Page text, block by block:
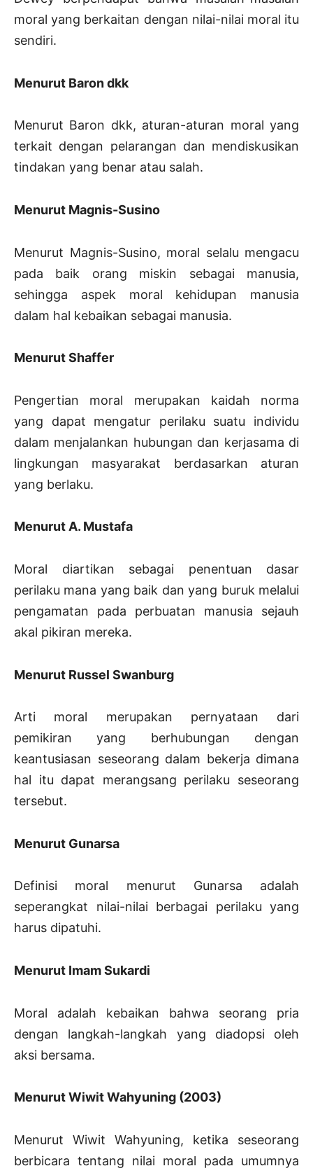
moral yang berkaitan dengan nilai-nilai moral itu
sendiri.
Menurut Baron dkk
Menurut Baron dkk, aturan-aturan moral yang
terkait dengan pelarangan dan mendiskusikan
tindakan yang benar atau salah.
Menurut Magnis-Susino
Menurut Magnis-Susino, moral selalu mengacu
pada baik orang miskin sebagai manusia,
sehingga aspek moral kehidupan manusia
dalam hal kebaikan sebagai manusia.
Menurut Shaffer
Pengertian moral merupakan kaidah norma
yang dapat mengatur perilaku suatu individu
dalam menjalankan hubungan dan kerjasama di
lingkungan masyarakat berdasarkan aturan
yang berlaku.
Menurut A. Mustafa
Moral diartikan sebagai penentuan dasar
perilaku mana yang baik dan yang buruk melalui
pengamatan pada perbuatan manusia sejauh
akal pikiran mereka.
Menurut Russel Swanburg
Arti moral merupakan pernyataan dari
pemikiran yang berhubungan dengan
keantusiasan seseorang dalam bekerja dimana
hal itu dapat merangsang perilaku seseorang
tersebut.
Menurut Gunarsa
Definisi moral menurut Gunarsa adalah
seperangkat nilai-nilai berbagai perilaku yang
harus dipatuhi.
Menurut Imam Sukardi
Moral adalah kebaikan bahwa seorang pria
dengan langkah-langkah yang diadopsi oleh
aksi bersama.
Menurut Wiwit Wahyuning (2003)
Menurut Wiwit Wahyuning, ketika seseorang
berbicara tentang nilai moral pada umumnya